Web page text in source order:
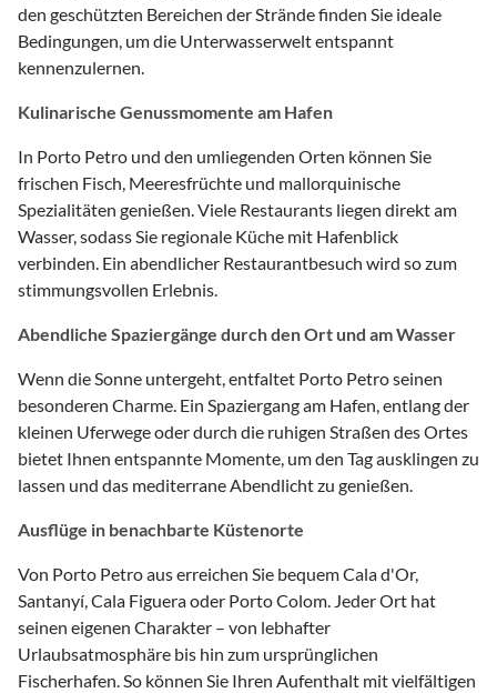
den geschützten Bereichen der Strände finden Sie ideale
Bedingungen, um die Unterwasserwelt entspannt
kennenzulernen.
Kulinarische Genussmomente am Hafen
In Porto Petro und den umliegenden Orten können Sie
frischen Fisch, Meeresfrüchte und mallorquinische
Spezialitäten genießen. Viele Restaurants liegen direkt am
Wasser, sodass Sie regionale Küche mit Hafenblick
verbinden. Ein abendlicher Restaurantbesuch wird so zum
stimmungsvollen Erlebnis.
Abendliche Spaziergänge durch den Ort und am Wasser
Wenn die Sonne untergeht, entfaltet Porto Petro seinen
besonderen Charme. Ein Spaziergang am Hafen, entlang der
kleinen Uferwege oder durch die ruhigen Straßen des Ortes
bietet Ihnen entspannte Momente, um den Tag ausklingen zu
lassen und das mediterrane Abendlicht zu genießen.
Ausflüge in benachbarte Küstenorte
Von Porto Petro aus erreichen Sie bequem Cala d'Or,
Santanyí, Cala Figuera oder Porto Colom. Jeder Ort hat
seinen eigenen Charakter – von lebhafter
Urlaubsatmosphäre bis hin zum ursprünglichen
Fischerhafen. So können Sie Ihren Aufenthalt mit vielfältigen